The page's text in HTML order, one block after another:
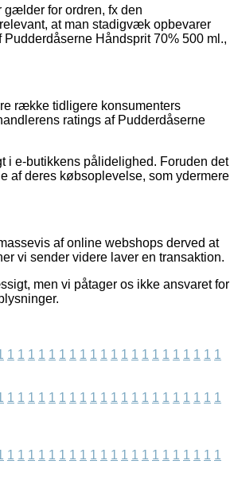
gælder for ordren, fx den
at man stadigvæk opbevarer
Håndsprit 70% 500 ml.,
række tidligere konsumenters
ratings af Pudderdåserne
i e-butikkens pålidelighed. Foruden det
af deres købsoplevelse, som ydermere
af online webshops derved at
vi sender videre laver en transaktion.
men vi påtager os ikke ansvaret for
1 1 1 1 1 1 1 1 1 1 1 1 1 1 1 1 1 1 1 1 1
1 1 1 1 1 1 1 1 1 1 1 1 1 1 1 1 1 1 1 1 1
1 1 1 1 1 1 1 1 1 1 1 1 1 1 1 1 1 1 1 1 1